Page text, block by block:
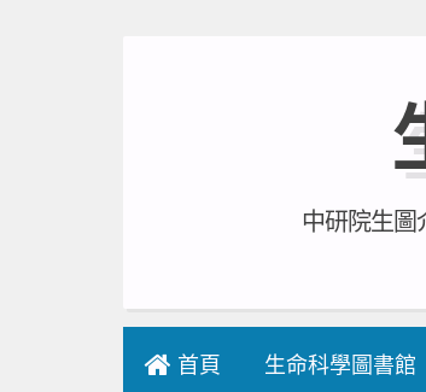
中研院生圖
首頁 生命科學圖書館